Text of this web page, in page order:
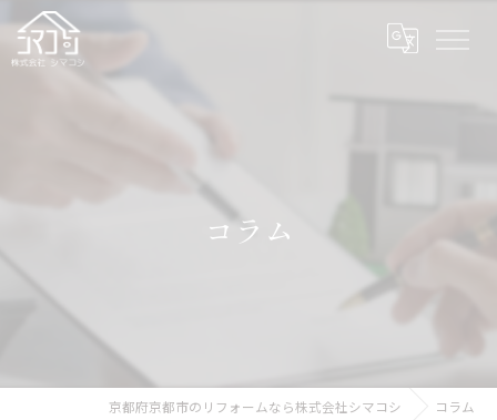
コラム
京都府京都市のリフォームなら株式会社シマコシ コラム